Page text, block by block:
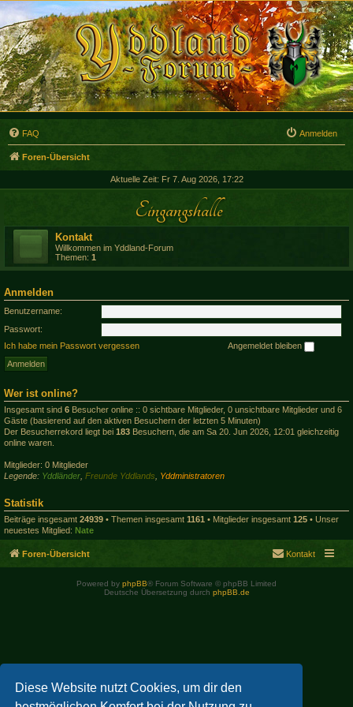
Diese Website nutzt Cookies, um dir den
FAQ Anmelden
Foren-Übersicht
Aktuelle Zeit: Fr 7. Aug 2026, 17:22
Eingangshalle
Kontakt
Willkommen im Yddland-Forum
Themen: 1
Anmelden
Benutzername:
Passwort:
Ich habe mein Passwort vergessen
Angemeldet bleiben
Wer ist online?
Insgesamt sind 6 Besucher online :: 0 sichtbare Mitglieder, 0 unsichtbare Mitglieder und 6
Gäste (basierend auf den aktiven Besuchern der letzten 5 Minuten)
Der Besucherrekord liegt bei 183 Besuchern, die am Sa 20. Jun 2026, 12:01 gleichzeitig
online waren.
Mitglieder: 0 Mitglieder
Legende: Yddländer Freunde Yddlands Yddministratoren
Statistik
Beiträge insgesamt 24939 • Themen insgesamt 1161 • Mitglieder insgesamt 125 • Unser
neuestes Mitglied: Nate
Foren-Übersicht Kontakt
Powered by phpBB® Forum Software © phpBB Limited
Deutsche Übersetzung durch phpBB.de